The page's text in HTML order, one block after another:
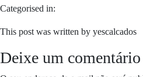
Categorised in:
This post was written by yescalcados
Deixe um comentário